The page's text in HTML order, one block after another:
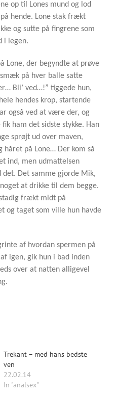
op til Lones mund og lod
hende. Lone stak frækt
og sutte på fingrene som
i legen.
Lone, der begyndte at prøve
på hver balle satte
Bli’ ved…!” tiggede hun,
hendes krop, startende
også ved at være der, og
ham det sidste stykke. Han
sprøjt ud over maven,
håret på Lone… Der kom så
ind, men udmattelsen
det. Det samme gjorde Mik,
at drikke til dem begge.
frækt midt på
og taget som ville hun havde
af hvordan spermen på
igen, gik hun i bad inden
over at natten alligevel
Trekant – med hans bedste
ven
22.02.14
In "analsex"